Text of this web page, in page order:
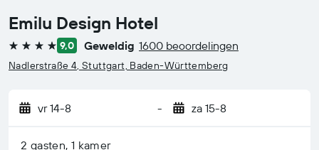
Emilu Design Hotel
4 sterren 9,0 Geweldig 1600 beoordelingen
Nadlerstraße 4, Stuttgart, Baden-Württemberg
vr 14-8 - za 15-8
2 gasten, 1 kamer